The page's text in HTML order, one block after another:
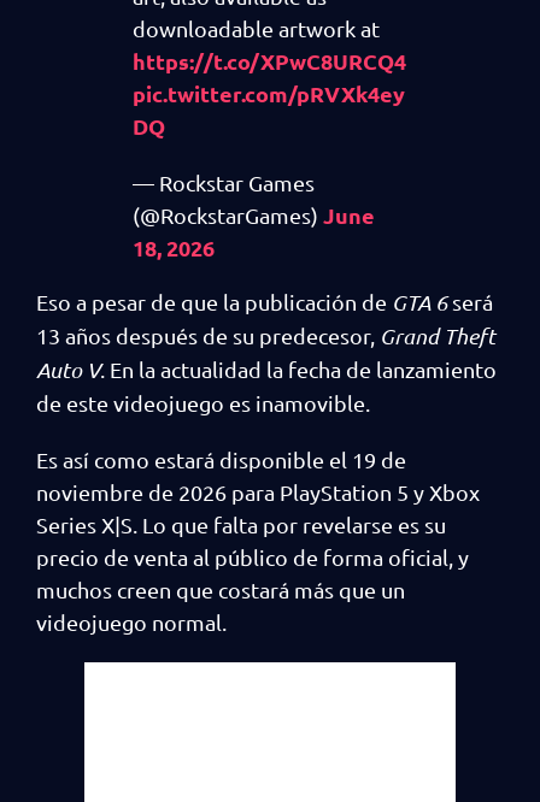
downloadable artwork at
https://t.co/XPwC8URCQ4
pic.twitter.com/pRVXk4ey
DQ
— Rockstar Games
(@RockstarGames) June
18, 2026
Eso a pesar de que la publicación de GTA 6será
13 años después de su predecesor, Grand Theft
Auto V. En la actualidad la fecha de lanzamiento
de este videojuego es inamovible.
Es así como estará disponible el 19 de
noviembre de 2026 para PlayStation 5 y Xbox
Series X|S. Lo que falta por revelarse es su
precio de venta al público de forma oficial, y
muchos creen que costará más que un
videojuego normal.